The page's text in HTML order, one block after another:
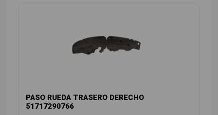
PASO RUEDA TRASERO DERECHO
51717290766